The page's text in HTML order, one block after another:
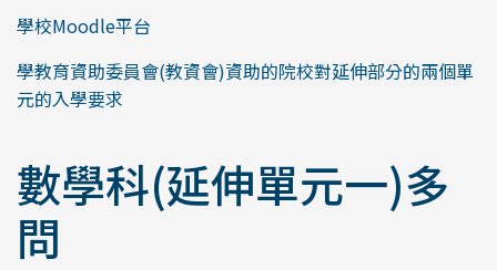
學校Moodle平台
學教育資助委員會(教資會)資助的院校對延伸部分的兩個單
元的入學要求
數學科(延伸單元一)多
問